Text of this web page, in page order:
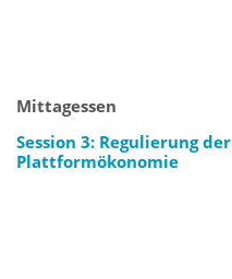
Mittagessen
Session 3: Regulierung der
Plattformökonomie